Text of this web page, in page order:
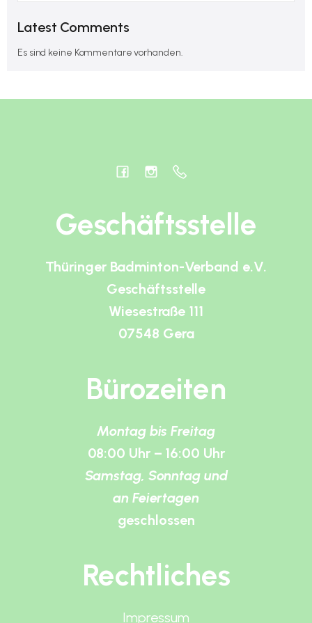
Latest Comments
Es sind keine Kommentare vorhanden.
Geschäftsstelle
Thüringer Badminton-Verband e.V.
Geschäftsstelle
Wiesestraße 111
07548 Gera
Bürozeiten
Montag bis Freitag
08:00 Uhr – 16:00 Uhr
Samstag, Sonntag und
an Feiertagen
geschlossen
Rechtliches
Impressum